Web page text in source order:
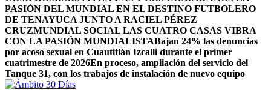
PASIÓN DEL MUNDIAL EN EL DESTINO FUTBOLERO
DE TENAYUCA JUNTO A RACIEL PÉREZ
CRUZMUNDIAL SOCIAL LAS CUATRO CASAS VIBRA
CON LA PASIÓN MUNDIALISTABajan 24% las denuncias
por acoso sexual en Cuautitlán Izcalli durante el primer
cuatrimestre de 2026En proceso, ampliación del servicio del
Tanque 31, con los trabajos de instalación de nuevo equipo